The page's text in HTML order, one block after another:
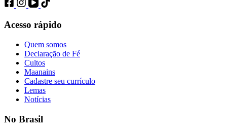
Acesso rápido
Quem somos
Declaração de Fé
Cultos
Maanains
Cadastre seu currículo
Lemas
Notícias
No Brasil